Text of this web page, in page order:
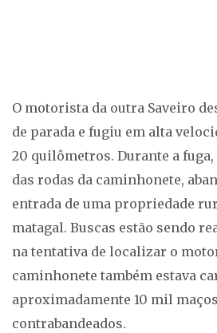
O motorista da outra Saveiro
de parada e fugiu em alta
20 quilômetros. Durante a
das rodas da caminhonete,
entrada de uma propriedade
matagal. Buscas estão sendo
na tentativa de localizar o
caminhonete também estava
aproximadamente 10 mil
contrabandeados.